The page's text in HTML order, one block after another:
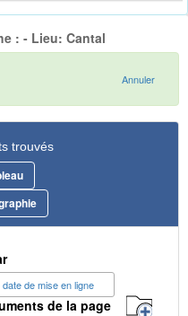
: - Lieu: Cantal
Annuler
trouvés
date de mise en ligne
de la page